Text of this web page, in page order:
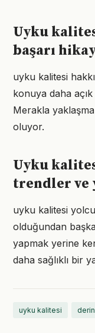
Uyku
başarı
uyku kalitesi
konuya daha açık
Merakla
oluyor.
Uyku
trendler
uyku kalitesi
olduğundan
yapmak yerine
daha sağlıklı bir
uyku kalitesi